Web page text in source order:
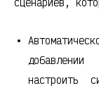
настроить